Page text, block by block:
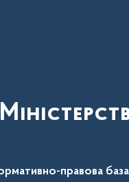
правова база